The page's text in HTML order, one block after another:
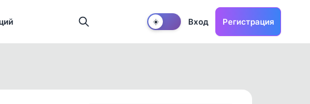
☀️ Вход Регистрация